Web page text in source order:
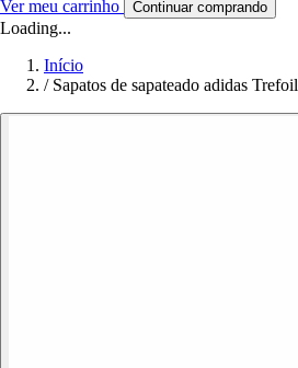
Ver meu carrinho Continuar comprando
Loading...
Início
/ Sapatos de sapateado adidas Trefoil